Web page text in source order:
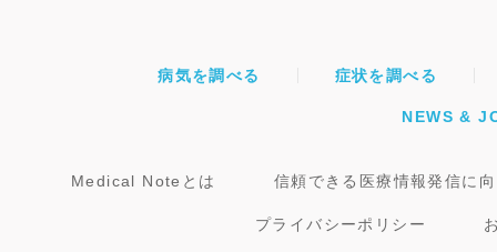
病気を調べる 症状を調べる
NEWS &
Medical Noteとは 信頼できる医療情報発信に
プライバシーポリシー